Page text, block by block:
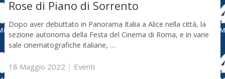
Rose di Piano di Sorrento
Dopo aver debuttato in Panorama Italia a Alice nella città, la
sezione autonoma della Festa del Cinema di Roma, e in varie
sale cinematografiche italiane, …
18 Maggio 2022 | Eventi